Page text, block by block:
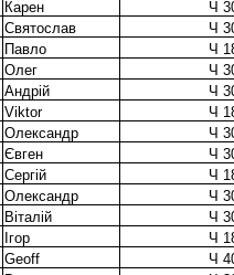
Карен
Ч
Святослав
Ч
Павло
Ч
Олег
Ч
Андрій
Ч
Viktor
Ч
Олександр
Ч
Євген
Ч
Сергій
Ч
Олександр
Ч
Віталій
Ч
Ігор
Ч
Geoff
Ч